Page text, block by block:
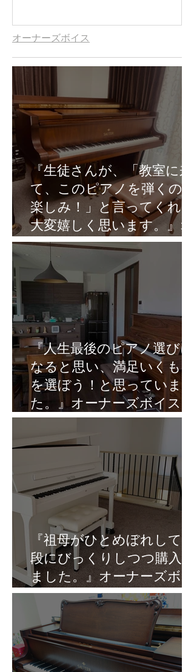
オーナーズボイス
『生徒さんが、「教室に来
て、このピアノを弾くのが
楽しみ！」と言ってくれて
大変嬉しく思います。』オ
ーナーズボイスVol.10
『人生最後のピアノ選びに
なると思い、満足いくもの
を選ぼう！と思っていまし
た。』オーナーズボイス
Vol.9
『祖母がひとめぼれして値
段にびっくりしつつ購入し
ました。』オーナーズボイ
スVol.8